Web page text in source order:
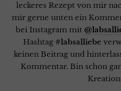
leckeres Rezept von mir
mir gerne unten ein
bei Instagram mit
Hashtag #labsalliebe
keinen Beitrag und
Kommentar. Bin schon